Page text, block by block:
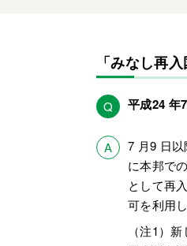
「みなし再
Q 平成24 年
A
7 月9 日
に本邦で
として再
可を利用
（注1）